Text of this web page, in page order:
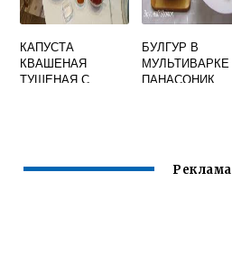
КАПУСТА
КВАШЕНАЯ
ТУШЕНАЯ С
БУЛГУР В
МУЛЬТИВАРКЕ
ПАНАСОНИК
Реклама